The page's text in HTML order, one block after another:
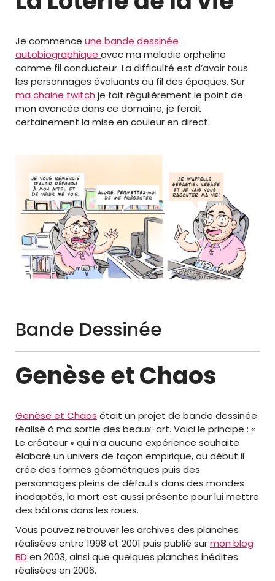
Je commence une bande dessinée
autobiographique avec ma maladie orpheline
comme fil conducteur. La difficulté est d’avoir tous
les personnages évoluants au fil des époques. Sur
ma chaine twitch je fait régulièrement le point de
mon avancée dans ce domaine, je ferait
certainement la mise en couleur en direct.
Bande Dessinée
Genèse et Chaos
Genèse et Chaos était un projet de bande dessinée
réalisé à ma sortie des beaux-art. Voici le principe : «
Le créateur » qui n’a aucune expérience souhaite
élaboré un univers de façon empirique, au début il
crée des formes géométriques puis des
personnages pleins de défauts dans des mondes
inadaptés, la mort est aussi présente pour lui mettre
des bâtons dans les roues.
Vous pouvez retrouver les archives des planches
réalisées entre 1998 et 2001 puis publié surmon blog
BD en 2003, ainsi que quelques planches inédites
réalisées en 2006.